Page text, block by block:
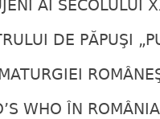
AI SECOLULUI
DE PĂPUŞI
WHO ÎN